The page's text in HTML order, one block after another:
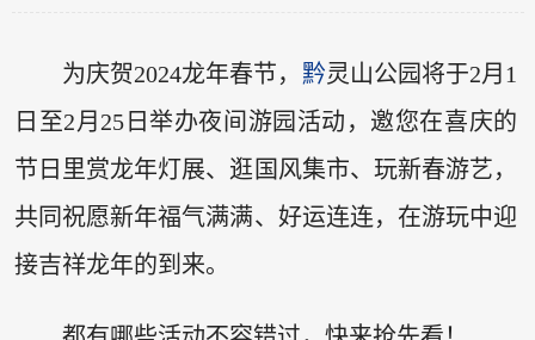
为庆贺2024龙年春节， 黔灵山公园将于2月1
日至2月25日举办夜间游园活动，邀您在喜庆的
节日里赏龙年灯展、逛国风集市、玩新春游艺，
共同祝愿新年福气满满、好运连连，在游玩中迎
接吉祥龙年的到来。